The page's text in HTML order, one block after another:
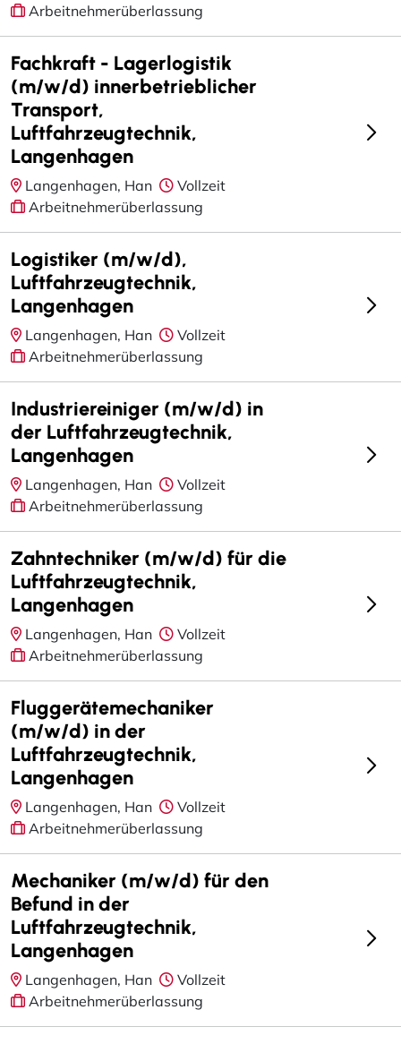
Arbeitnehmerüberlassung
Fachkraft - Lagerlogistik
(m/w/d) innerbetrieblicher
Transport,
Luftfahrzeugtechnik,
Langenhagen
Langenhagen, Han
Vollzeit
Arbeitnehmerüberlassung
Logistiker (m/w/d),
Luftfahrzeugtechnik,
Langenhagen
Langenhagen, Han
Vollzeit
Arbeitnehmerüberlassung
Industriereiniger (m/w/d) in
der Luftfahrzeugtechnik,
Langenhagen
Langenhagen, Han
Vollzeit
Arbeitnehmerüberlassung
Zahntechniker (m/w/d) für die
Luftfahrzeugtechnik,
Langenhagen
Langenhagen, Han
Vollzeit
Arbeitnehmerüberlassung
Fluggerätemechaniker
(m/w/d) in der
Luftfahrzeugtechnik,
Langenhagen
Langenhagen, Han
Vollzeit
Arbeitnehmerüberlassung
Mechaniker (m/w/d) für den
Befund in der
Luftfahrzeugtechnik,
Langenhagen
Langenhagen, Han
Vollzeit
Arbeitnehmerüberlassung